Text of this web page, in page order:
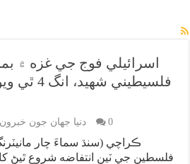
دنيا جهان جون خبرون 0
ڪراچي (سنڌ سماءَ چار
فلسطين جي ٽين انتفاضه شروع ٿيڻ